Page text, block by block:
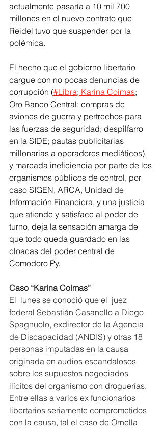
actualmente pasaría a 10 mil 700
millones en el nuevo contrato que
Reidel tuvo que suspender por la
polémica.
El hecho que el gobierno libertario
cargue con no pocas denuncias de
corrupción (#Libra; Karina Coimas;
Oro Banco Central; compras de
aviones de guerra y pertrechos para
las fuerzas de seguridad; despilfarro
en la SIDE; pautas publicitarias
millonarias a operadores mediáticos),
y marcada ineficiencia por parte de los
organismos públicos de control, por
caso SIGEN, ARCA, Unidad de
Información Financiera, y una justicia
que atiende y satisface al poder de
turno, deja la sensación amarga de
que todo queda guardado en las
cloacas del poder central de
Comodoro Py.
Caso “Karina Coimas”
El  lunes se conoció que el  juez
federal Sebastián Casanello a Diego
Spagnuolo, exdirector de la Agencia
de Discapacidad (ANDIS) y otras 18
personas imputadas en la causa
originada en audios escandalosos
sobre los supuestos negociados
ilícitos del organismo con droguerías.
Entre ellas a varios ex funcionarios
libertarios seriamente comprometidos
con la causa, tal el caso de Ornella